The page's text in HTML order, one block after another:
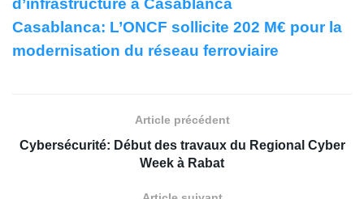
d’infrastructure à Casablanca
Casablanca: L’ONCF sollicite 202 M€ pour la
modernisation du réseau ferroviaire
Article précédent
Cybersécurité: Début des travaux du Regional Cyber
Week à Rabat